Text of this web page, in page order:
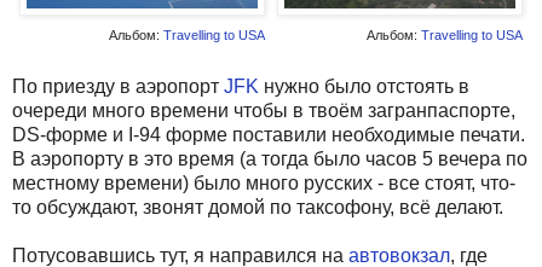
Альбом: Travelling to USA Альбом: Travelling to USA
По приезду в аэропорт JFK нужно было отстоять в
очереди много времени чтобы в твоём загранпаспорте,
DS-форме и I-94 форме поставили необходимые печати.
В аэропорту в это время (а тогда было часов 5 вечера по
местному времени) было много русских - все стоят, что-
то обсуждают, звонят домой по таксофону, всё делают.
Потусовавшись тут, я направился на автовокзал, где